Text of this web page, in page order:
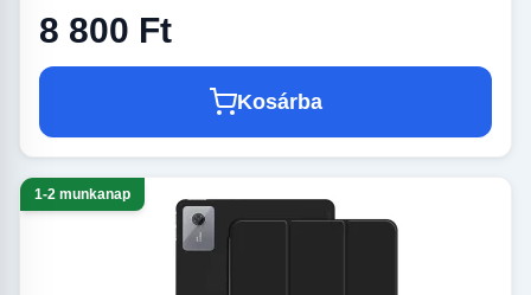
8 800 Ft
Kosárba
1-2 munkanap